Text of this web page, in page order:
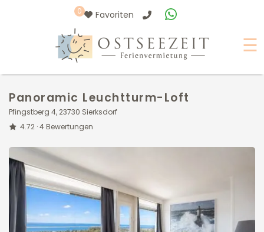
0 Favoriten
☰
Panoramic Leuchtturm-Loft
Pfingstberg 4, 23730 Sierksdorf
4.72 ·4 Bewertungen